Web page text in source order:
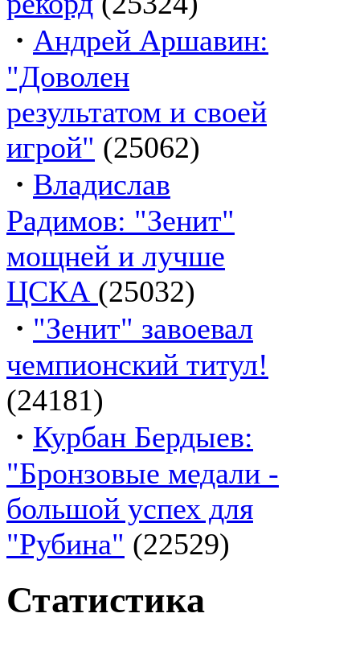
· Андрей Аршавин:
"Доволен
результатом и своей
игрой" (25062)
· Владислав
Радимов: "Зенит"
мощней и лучше
ЦСКА (25032)
· "Зенит" завоевал
чемпионский титул!
(24181)
· Курбан Бердыев:
"Бронзовые медали -
большой успех для
"Рубина" (22529)
Статистика